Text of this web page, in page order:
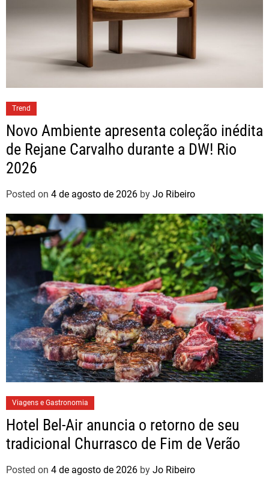
Trend
Novo Ambiente apresenta coleção inédita
de Rejane Carvalho durante a DW! Rio
2026
Posted on 4 de agosto de 2026 by Jo Ribeiro
Viagens e Gastronomia
Hotel Bel-Air anuncia o retorno de seu
tradicional Churrasco de Fim de Verão
Posted on 4 de agosto de 2026 by Jo Ribeiro